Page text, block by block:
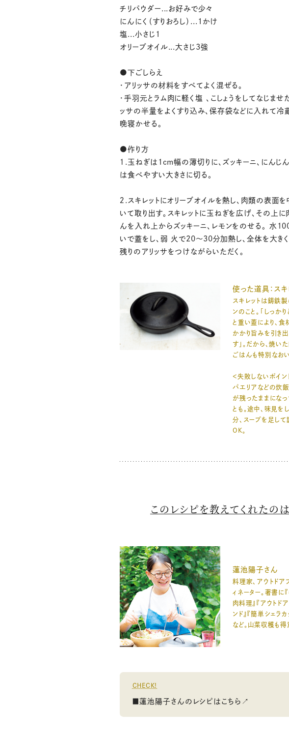
チリパウダー...お好みで少々
にんにく（すりおろし）...1かけ
塩...小さじ1
オリーブオイル...大さじ3強
●下ごしらえ
・アリッサの材料をすべてよく混ぜる。
・手羽元とラム肉に軽く塩 、こしょうをしてなじませ
ッサの半量をよくすり込み、保存袋などに入れて冷
晩寝かせる。
●作り方
１.玉ねぎは1cm幅の薄切りに、ズッキーニ、にんじん
は食べやすい大きさに切る。
２.スキレットにオリーブオイルを熱し、肉類の表面
いて取り出す。スキレットに玉ねぎを広げ、その上に
んを入れ上からズッキーニ、レモンをのせる。 水
いで蓋をし、弱 火で20～30分加熱し、全体を大きく
残りのアリッサをつけながらいただく。
使った道具：スキ
スキレットは鋳鉄
ンのこと。「しっか
と重い蓋により、食
かかり旨みを引き出
す」。だから、焼い
ごはんも特別なおい
＜失敗しないポイン
パエリアなどの炊
が残ったままになっ
とも。途中、味見を
分、スープを足し
OK。
このレシピを教えてくれたのは
蓮池陽子さん
料理家、アウトドア
ィネーター。著書に
肉料理』『アウトド
ンド』『簡単シェラカ
など。山菜収穫も得
CHECK!
■蓮池陽子さんのレシピはこちら↗